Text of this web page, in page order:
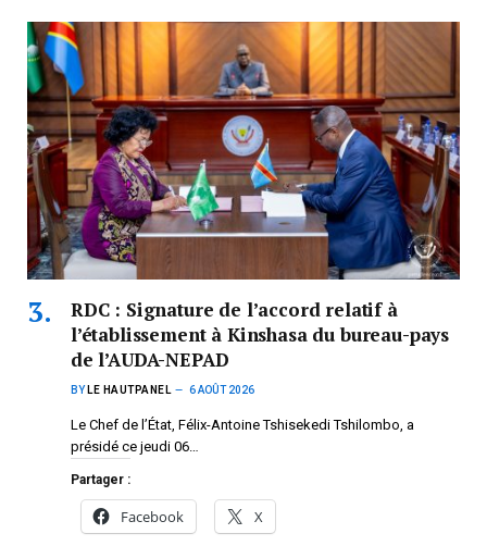
RDC : Signature de l’accord relatif à
l’établissement à Kinshasa du bureau-pays
de l’AUDA-NEPAD
BY LE HAUTPANEL 6 AOÛT 2026
Le Chef de l’État, Félix-Antoine Tshisekedi Tshilombo, a
présidé ce jeudi 06…
Partager :
Facebook X